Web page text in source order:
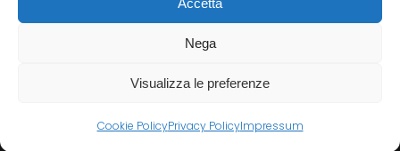
Nega
Visualizza le preferenze
Cookie PolicyPrivacy PolicyImpressum
COPYRIGHT 2018-2025 PALLENIUM TOURISM
SRL
AGENZIA VIAGGI E TOUR OPERATOR – P.IVA: